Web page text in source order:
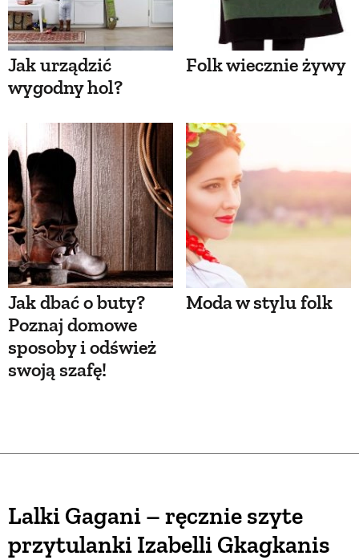
Jak urządzić
wygodny hol?
Folk wiecznie żywy
Jak dbać o buty?
Poznaj domowe
sposoby i odśwież
swoją szafę!
Moda w stylu folk
Lalki Gagani – ręcznie szyte
przytulanki Izabelli Gkagkanis